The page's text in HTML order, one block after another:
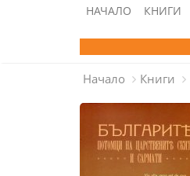
НАЧАЛО КНИГИ
Начало Книги